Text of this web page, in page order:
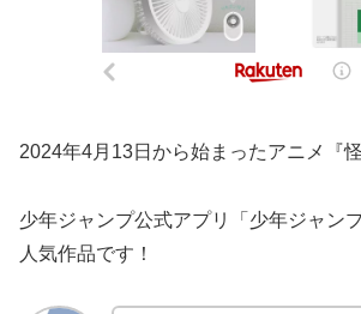
2024年4月13日から始まったアニメ『怪
少年ジャンプ公式アプリ「少年ジャン
人気作品です！